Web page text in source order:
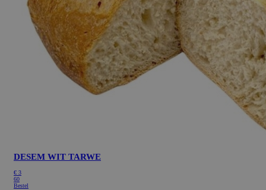
DESEM WIT TARWE
€ 3
60
Bestel